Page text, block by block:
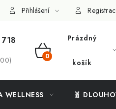
o nákupuPřihlášení
NÁKUPNÍ
Prázdný
košík
WELLNESS 🧬